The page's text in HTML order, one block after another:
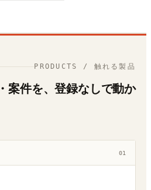
PRODUCTS / 触れる製品
案件を、登録なしで動か
01